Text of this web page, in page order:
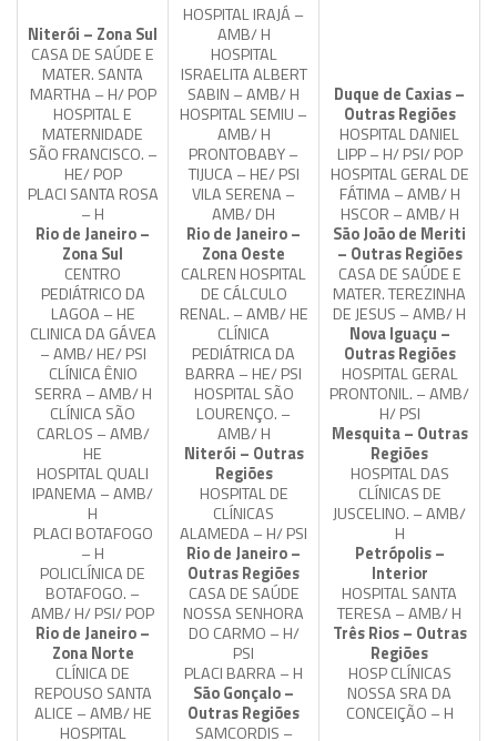
Niterói – Zona Sul
CASA DE SAÚDE E
MATER. SANTA
MARTHA – H/ POP
HOSPITAL E
MATERNIDADE
SÃO FRANCISCO. –
HE/ POP
PLACI SANTA ROSA
– H
Rio de Janeiro –
Zona Sul
CENTRO
PEDIÁTRICO DA
LAGOA – HE
CLINICA DA GÁVEA
– AMB/ HE/ PSI
CLÍNICA ÊNIO
SERRA – AMB/ H
CLÍNICA SÃO
CARLOS – AMB/
HE
HOSPITAL QUALI
IPANEMA – AMB/
H
PLACI BOTAFOGO
– H
POLICLÍNICA DE
BOTAFOGO. –
AMB/ H/ PSI/ POP
Rio de Janeiro –
Zona Norte
CLÍNICA DE
REPOUSO SANTA
ALICE – AMB/ HE
HOSPITAL
HOSPITAL IRAJÁ –
AMB/ H
HOSPITAL
ISRAELITA ALBERT
SABIN – AMB/ H
HOSPITAL SEMIU –
AMB/ H
PRONTOBABY –
TIJUCA – HE/ PSI
VILA SERENA –
AMB/ DH
Rio de Janeiro –
Zona Oeste
CALREN HOSPITAL
DE CÁLCULO
RENAL. – AMB/ HE
CLÍNICA
PEDIÁTRICA DA
BARRA – HE/ PSI
HOSPITAL SÃO
LOURENÇO. –
AMB/ H
Niterói – Outras
Regiões
HOSPITAL DE
CLÍNICAS
ALAMEDA – H/ PSI
Rio de Janeiro –
Outras Regiões
CASA DE SAÚDE
NOSSA SENHORA
DO CARMO – H/
PSI
PLACI BARRA – H
São Gonçalo –
Outras Regiões
SAMCORDIS –
Duque de Caxias –
Outras Regiões
HOSPITAL DANIEL
LIPP – H/ PSI/ POP
HOSPITAL GERAL DE
FÁTIMA – AMB/ H
HSCOR – AMB/ H
São João de Meriti
– Outras Regiões
CASA DE SAÚDE E
MATER. TEREZINHA
DE JESUS – AMB/ H
Nova Iguaçu –
Outras Regiões
HOSPITAL GERAL
PRONTONIL. – AMB/
H/ PSI
Mesquita – Outras
Regiões
HOSPITAL DAS
CLÍNICAS DE
JUSCELINO. – AMB/
H
Petrópolis –
Interior
HOSPITAL SANTA
TERESA – AMB/ H
Três Rios – Outras
Regiões
HOSP CLÍNICAS
NOSSA SRA DA
CONCEIÇÃO – H